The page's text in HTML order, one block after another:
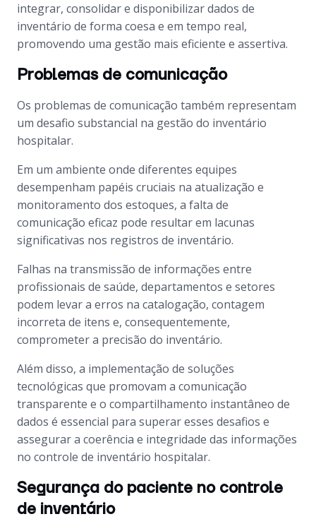
integrar, consolidar e disponibilizar dados de
inventário de forma coesa e em tempo real,
promovendo uma gestão mais eficiente e assertiva.
Problemas de comunicação
Os problemas de comunicação também representam
um desafio substancial na gestão do inventário
hospitalar.
Em um ambiente onde diferentes equipes
desempenham papéis cruciais na atualização e
monitoramento dos estoques, a falta de
comunicação eficaz pode resultar em lacunas
significativas nos registros de inventário.
Falhas na transmissão de informações entre
profissionais de saúde, departamentos e setores
podem levar a erros na catalogação, contagem
incorreta de itens e, consequentemente,
comprometer a precisão do inventário.
Além disso, a implementação de soluções
tecnológicas que promovam a comunicação
transparente e o compartilhamento instantâneo de
dados é essencial para superar esses desafios e
assegurar a coerência e integridade das informações
no controle de inventário hospitalar.
Segurança do paciente no controle
de inventário